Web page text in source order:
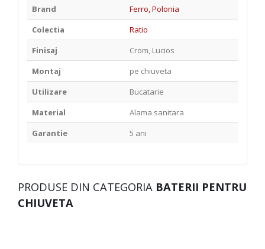
Brand
Ferro, Polonia
Colectia
Ratio
Finisaj
Crom, Lucios
Montaj
pe chiuveta
Utilizare
Bucatarie
Material
Alama sanitara
Garantie
5 ani
PRODUSE DIN CATEGORIA BATERII PENTRU
CHIUVETA